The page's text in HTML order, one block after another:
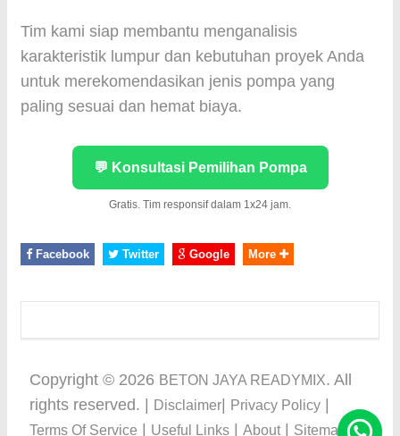
Tim kami siap membantu menganalisis
karakteristik lumpur dan kebutuhan proyek Anda
untuk merekomendasikan jenis pompa yang
paling sesuai dan hemat biaya.
💬 Konsultasi Pemilihan Pompa
Gratis. Tim responsif dalam 1x24 jam.
Facebook Twitter Google More
Copyright © 2026 BETON JAYA READYMIX. All
rights reserved. |
Disclaimer Privacy Policy
Terms Of Service Useful Links About| Sitemap